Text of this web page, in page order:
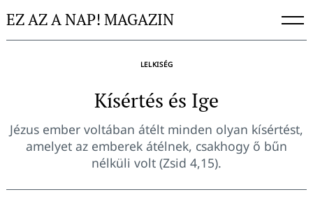
toEZ AZ A NAP! MAGAZIN
LELKISÉG
Kísértés és Ige
Jézus ember voltában átélt minden olyan kísértést,
amelyet az emberek átélnek, csakhogy ő bűn
nélküli volt (Zsid 4,15).